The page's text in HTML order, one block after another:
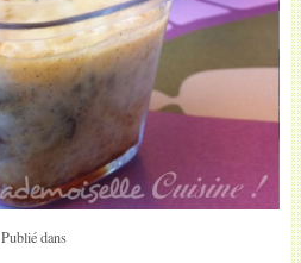
Publié dans